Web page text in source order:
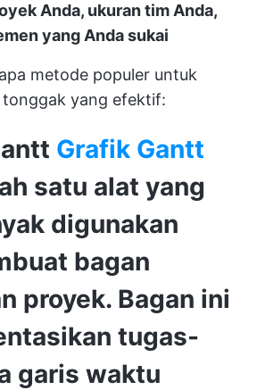
Anda, ukuran tim Anda,
yang Anda sukai
metode populer untuk
yang efektif:
Grafik Gantt
satu alat yang
digunakan
bagan
proyek. Bagan ini
tugas-
garis waktu